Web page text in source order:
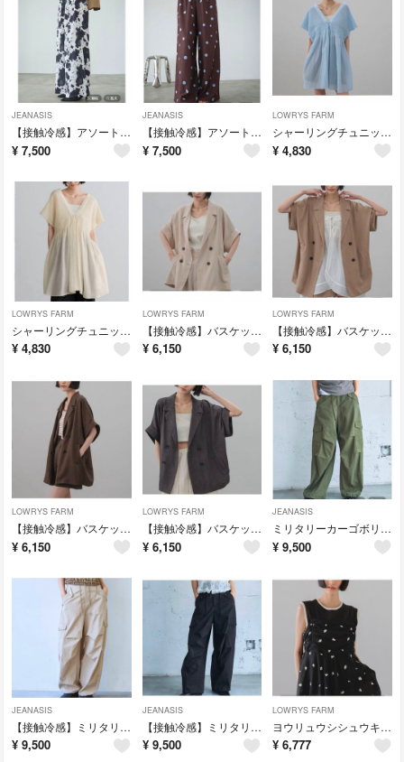
JEANASIS
【接触冷感】アソートガライージーパンツ ジーナシス 新品未使用 今季新作
¥ 7,500
JEANASIS
【接触冷感】アソートガライージーパンツ ジーナシス 新品未使用 今季新作
¥ 7,500
LOWRYS FARM
シャーリングチュニックフレンチスリーブ ローリーズファーム 新品未使用 今季新作
¥ 4,830
LOWRYS FARM
シャーリングチュニックフレンチスリーブ ローリーズファーム 新品未使用 今季新作
¥ 4,830
LOWRYS FARM
【接触冷感】バスケットダブルジャケット ローリーズファーム 新品未使用 今季新作
¥ 6,150
LOWRYS FARM
【接触冷感】バスケットダブルジャケット ローリーズファーム 新品未使用 今季新作
¥ 6,150
LOWRYS FARM
【接触冷感】バスケットダブルジャケット ローリーズファーム 新品未使用 今季新作
¥ 6,150
LOWRYS FARM
【接触冷感】バスケットダブルジャケット ローリーズファーム 新品未使用 今季新作
¥ 6,150
JEANASIS
ミリタリーカーゴボリュームパンツ ジーナシス 新品未使用 今季新作
¥ 9,500
JEANASIS
【接触冷感】ミリタリーカーゴボリュームパンツ ジーナシス 新品未使用 今季新作
¥ 9,500
JEANASIS
【接触冷感】ミリタリーカーゴボリュームパンツ ジーナシス 新品未使用 今季新作
¥ 9,500
LOWRYS FARM
ヨウリュウシシュウキャミチュニック ローリーズファーム 新品未使用 今季新作
¥ 6,777